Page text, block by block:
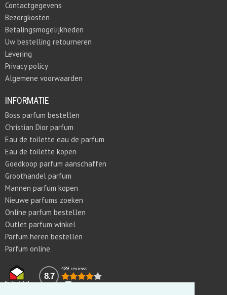
Contactgegevens
Bezorgkosten
Betalingsmogelijkheden
Uw bestelling retourneren
Levering
Privacy policy
Algemene voorwaarden
INFORMATIE
Boss parfum bestellen
Christian Dior parfum
Eau de toilette eau de parfum
Eau de toilette kopen
Goedkoop parfum aanschaffen
Groothandel parfum
Mannen parfum kopen
Nieuwe parfums zoeken
Online parfum bestellen
Outlet parfum winkel
Parfum heren bestellen
Parfum online
8.7
489 reviews